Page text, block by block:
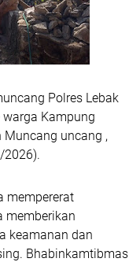
Polres Lebak
Kampung
Muncang uncang ,
2026).
mempererat
memberikan
keamanan dan
Bhabinkamtibmas